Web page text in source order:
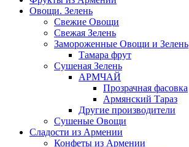
Овощи. Зелень
Свежие Овощи
Свежая Зелень
Замороженные Овощи и Зелень
Тамара фрут
Сушеная Зелень
АРМЧАЙ
Прозрачная фасовка
Армянский Тараз
Другие производители
Сушеные Овощи
Сладости из Армении
Конфеты из Армении